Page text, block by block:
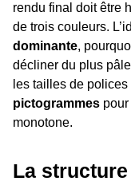
rendu final doit être
de trois couleurs.
dominante,
décliner du plus
les tailles de
pictogrammes
monotone.
La structure